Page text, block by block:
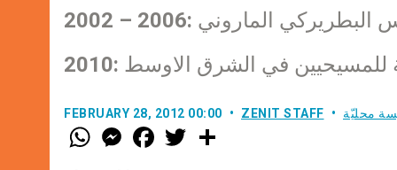
FEBRUARY 28, 2012 00:00 ZENIT STAFF محليّة
W
h
M
e
F
a w